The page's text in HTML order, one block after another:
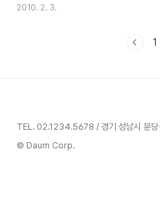
바람 앞의 등불처럼 위태로웠을 때 일본과
바닷가를 4시간 쯤 걸었다. 나라 뺏긴 설
2010. 2. 3.
1
TEL. 02.1234.5678 / 경기 성남시 분당
© Daum Corp.